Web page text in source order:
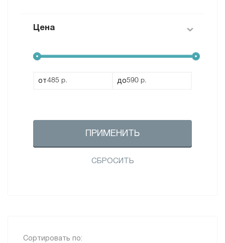
Цена
от до
ПРИМЕНИТЬ
СБРОСИТЬ
Сортировать по: